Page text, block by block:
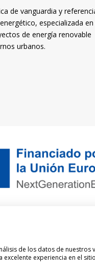
de vanguardia y
especializada en
de energía renovable
urbanos.
de los datos de
experiencia en el